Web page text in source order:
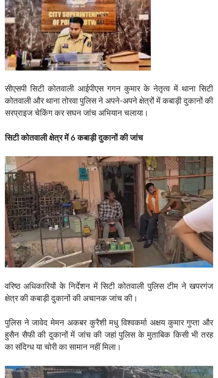
सीएसपी सिटी कोतवाली आईपीएस गगन कुमार के नेतृत्व में थाना सिटी
कोतवाली और थाना तोरवा पुलिस ने अपने-अपने क्षेत्रों में कबाड़ी दुकानों की
सरप्राइज चेकिंग कर सघन जांच अभियान चलाया।
सिटी कोतवाली क्षेत्र में 6 कबाड़ी दुकानों की जांच
वरिष्ठ अधिकारियों के निर्देशन में सिटी कोतवाली पुलिस टीम ने खपरगंज
क्षेत्र की कबाड़ी दुकानों की अचानक जांच की।
पुलिस ने जावेद मेमन अकबर कुरैशी मधु विश्वकर्मा अक्षय कुमार गुप्ता और
हुसैन सैफी की दुकानों में जांच की जहां पुलिस के मुताबिक किसी भी तरह
का संदिग्ध या चोरी का सामान नहीं मिला।